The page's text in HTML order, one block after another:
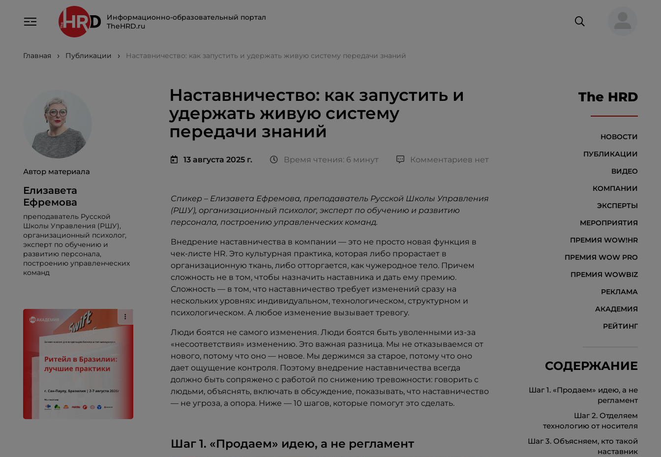
Информационно-образовательный портал
TheHRD.ru
Главная Публикации Наставничество: как запустить и удержать живую систему передачи знаний
Автор материала
Елизавета
Ефремова
преподаватель Русской
Школы Управления (РШУ),
организационный психолог,
эксперт по обучению и
развитию персонала,
построению управленческих
команд
Наставничество: как запустить и
удержать живую систему
передачи знаний
13 августа 2025 г. Время чтения: 6 минут Комментариев нет
Спикер – Елизавета Ефремова, преподаватель Русской Школы Управления
(РШУ), организационный психолог, эксперт по обучению и развитию
персонала, построению управленческих команд.
Внедрение наставничества в компании — это не просто новая функция в
чек-листе HR. Это культурная практика, которая либо прорастает в
организационную ткань, либо отторгается, как чужеродное тело. Причем
сложность не в том, чтобы назначить наставника и дать ему премию.
Сложность — в том, что наставничество требует изменений сразу на
нескольких уровнях: индивидуальном, технологическом, структурном и
психологическом. А любое изменение вызывает тревогу.
Люди боятся не самого изменения. Люди боятся быть уволенными из-за
«несоответствия» изменению. Это важная разница. Мы не отказываемся от
нового, потому что оно — новое. Мы держимся за старое, потому что оно
дает ощущение контроля. Поэтому внедрение наставничества всегда
должно быть сопряжено с работой по снижению тревожности: говорить с
людьми, объяснять, включать в обсуждение, показывать, что наставничество
— не угроза, а опора. Ниже — 10 шагов, которые помогут это сделать.
Шаг 1. «Продаем» идею, а не регламент
The HRD
НОВОСТИ
ПУБЛИКАЦИИ
ВИДЕО
КОМПАНИИ
ЭКСПЕРТЫ
МЕРОПРИЯТИЯ
ПРЕМИЯ WOW!HR
ПРЕМИЯ WOW PRO
ПРЕМИЯ WOWBIZ
РЕКЛАМА
АКАДЕМИЯ
РЕЙТИНГ
СОДЕРЖАНИЕ
Шаг 1. «Продаем» идею, а не
регламент
Шаг 2. Отделяем
технологию от носителя
Шаг 3. Объясняем, кто такой
наставник